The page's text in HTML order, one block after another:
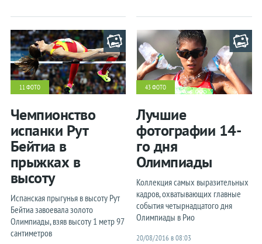
11 ФОТО
Чемпионство
испанки Рут
Бейтиа в
прыжках в
высоту
Испанская прыгунья в высоту Рут
Бейтиа завоевала золото
Олимпиады, взяв высоту 1 метр 97
сантиметров
43 ФОТО
Лучшие
фотографии 14-
го дня
Олимпиады
Коллекция самых выразительных
кадров, охватывающих главные
события четырнадцатого дня
Олимпиады в Рио
20/08/2016 в 08:03